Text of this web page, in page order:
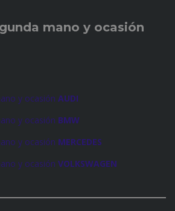
mano y ocasión
y ocasión AUDI
y ocasión BMW
y ocasión MERCEDES
y ocasión VOLKSWAGEN